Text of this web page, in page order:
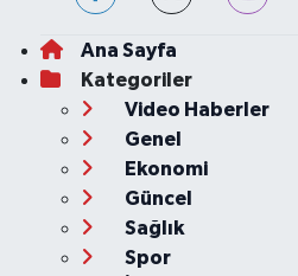
Ana Sayfa
Kategoriler
Video Haberler
Genel
Ekonomi
Güncel
Sağlık
Spor